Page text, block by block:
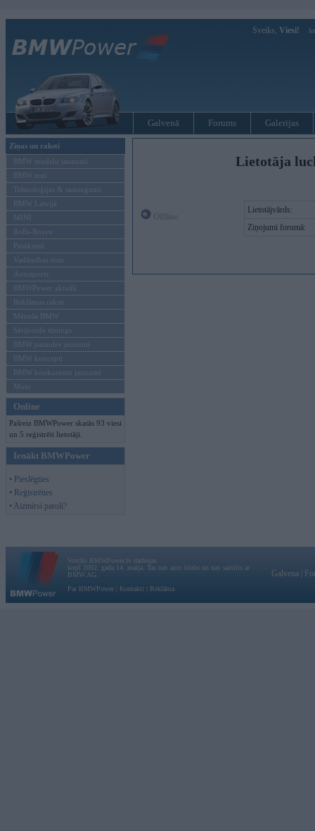
Sveiks, Viesi!
Galvenā Forums Galerijas
Ziņas un raksti
BMW modeļu jaunumi
BMW testi
Tehnoloģijas & sasniegumi
BMW Latvijā
MINI
Rolls-Royce
Pasākumi
Vadāmības tests
Autosports
BMWPower aktuāli
Reklāmas raksti
Mēneša BMW
Sērijveida tūnings
BMW pasaules jaunumi
BMW koncepti
BMW konkurentu jaunumi
Moto
Online
Pašreiz BMWPower skatās 93 viesi
un 5 reģistrēti lietotāji.
Ienākt BMWPower
• Pieslēgties
• Reģistrēties
• Aizmirsi paroli?
Lietotāja
Lietotājvārds:
Ziņojumi forumā:
Vortāls BMWPower.lv darbojas
kopš 2002. gada 14. maija. Tas nav auto klubs un nav saistīts ar
BMW AG.
Par BMWPower
Kontakti Reklāma
Galvena